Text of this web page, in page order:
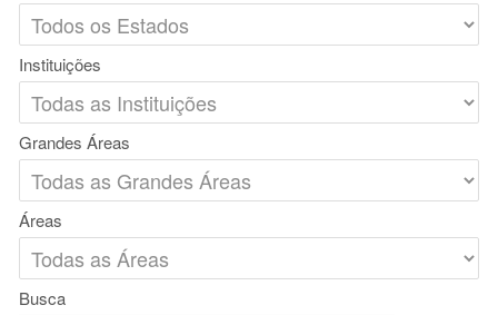
Instituições
Grandes Áreas
Áreas
Busca